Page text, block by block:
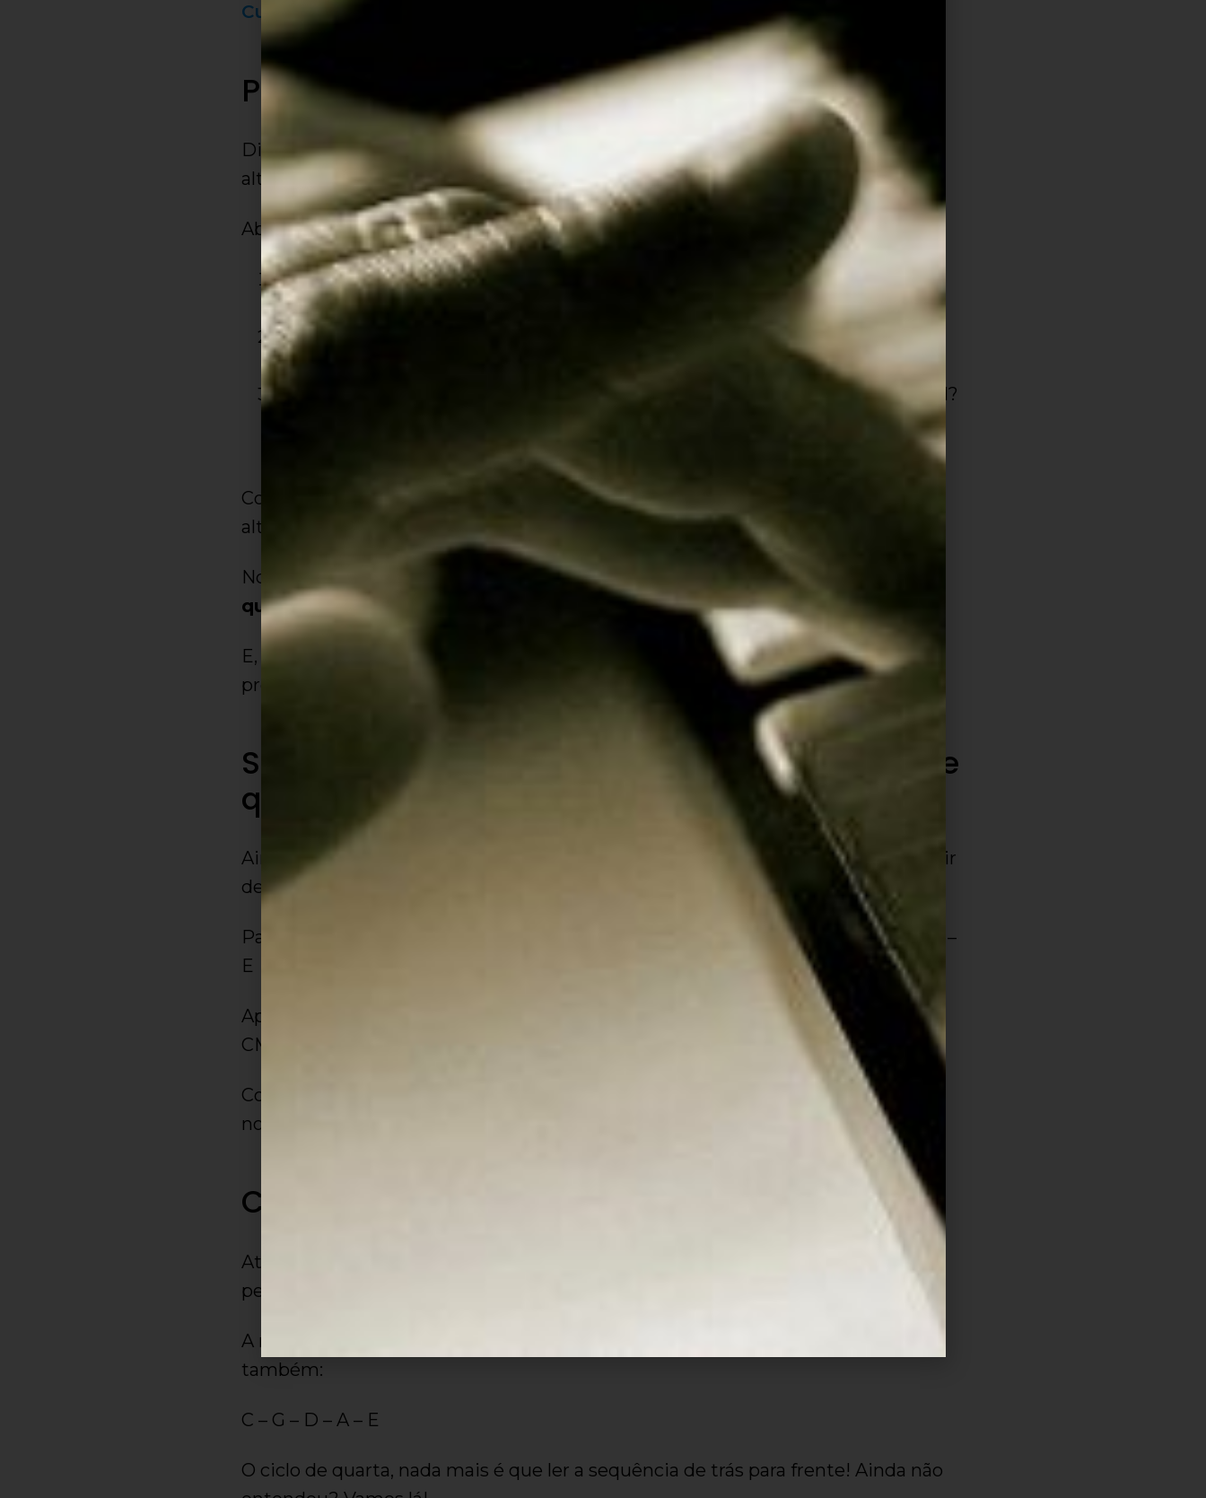
Curso de Teclado Online
Para que serve o ciclo das quintas?
Diversos alunos de música estudam o ciclo das quintas, a fim de verificar as
alterações sustenidas e bemóis de uma escala maior.
Abaixo você verá 3 exemplos desse modelo de estudo, acompanhe:
A escala de Dó maior (CM) não tem nenhuma variação. Em outras palavras,
nenhuma nota da escala de Dó maior (CM) é sustenida ou bemol;
Você sabe qual é a quinta justa de Dó (C)? O Sol maior (GM)! E na sua escala,
há uma alteração: o Fá Sustenido (F#);
Seguindo o mesmo padrão da pergunta anterior, Sabe qual é a quinta de Sol?
Se respondeu que é Ré (D), você acertou. Em sua escala, há duas alterações
Com essas informações é possível saber que, a cada quinta, existe a mais, 1
alteração na escala seguinte.
Normalmente, tecladistas tendem a querer saber mais a respeito do
quintas , porque as escalas maiores têm desenhos diferentes entre si.
E, para ser mais explicativo, as alterações irão definir qual o número de teclas
pretas haverá na escala.
Surgimento da escala pentatônica e o ciclo de
quintas
Ainda existem musicistas que não sabem que a escala pentatônica surge a partir
de um ciclo de quintas.
Partindo de C, acompanhe a sequência deste círculo das quintas:
C – G – D – A –
E
Após ter observado, faça a comparação com as notas da escala pentatônica de
CM: C, D, E, G, A.
Como você pode analisar, a escala pentatônica de Dó maior possui as mesmas
notas que o ciclo das quintas de CM.
Curiosidade sobre o ciclo das quartas
Até o presente momento, falei a respeito do ciclo de quintas e da escala
pentatônica, porém, contarei uma curiosidade sobre o
abaixo:
A mesma sequência de notas que foi utilizada anteriormente, usarei agora
também:
C – G – D – A – E
O ciclo de quarta, nada mais é que ler a sequência de trás para frente! Ainda não